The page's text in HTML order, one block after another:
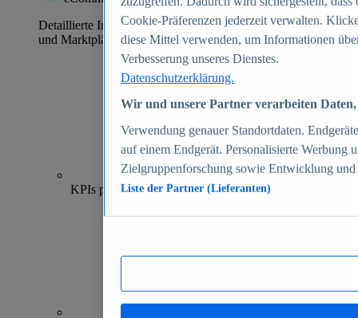
Detaillierte Informationen zu mehr als 39.000 Online-Shops
und Marktplätzen
70+
KPIs pro Shop
Cookie-Präferenzen jederzeit verwalten.
diese Mittel verwenden, um Informationen
Verbesserung unseres Dienstes.
Datenschutzerklärung.
Wir und unsere Partner verarbeiten
Verwendung genauer Standortdaten.
auf einem Endgerät. Personalisierte Werbung
Zielgruppenforschung sowie Entwicklung
Liste der Partner (Lieferanten)